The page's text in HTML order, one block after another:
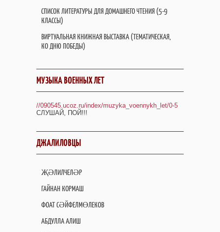
СПИСОК ЛИТЕРАТУРЫ ДЛЯ ДОМАШНЕГО ЧТЕНИЯ (5-9
КЛАССЫ)
ВИРТУАЛЬНАЯ КНИЖНАЯ ВЫСТАВКА (ТЕМАТИЧЕСКАЯ,
КО ДНЮ ПОБЕДЫ)
МУЗЫКА ВОЕННЫХ ЛЕТ
//090545.ucoz.ru/index/muzyka_voennykh_let/0-5
СЛУШАЙ, ПОЙ!!!
ДЖАЛИЛОВЦЫ
ҖӘЛИЛЧЕЛӘР
ГАЙНАН КОРМАШ
ФОАТ СӘЙФЕЛМӨЛЕКОВ
АБДУЛЛА АЛИШ